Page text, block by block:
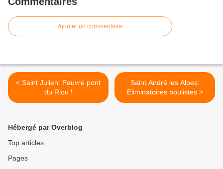
Ajouter un commentaire
< Saint Julien: Pauvre pont
du Riou !
Saint André les Alpes:
Eliminatoires boulistes >
Hébergé par Overblog
Top articles
Pages